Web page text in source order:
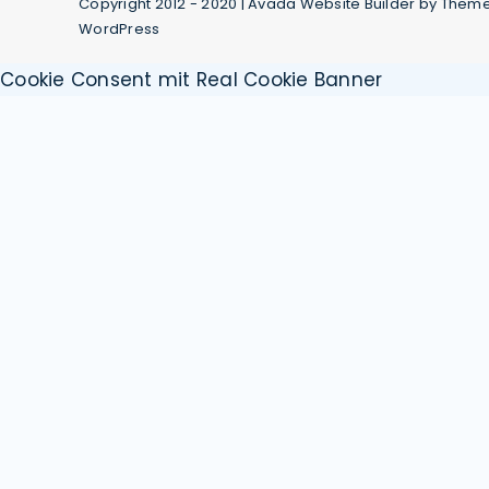
Copyright 2012 - 2020 |Avada Website Builder by
WordPress
Cookie Consent mit Real Cookie Banner